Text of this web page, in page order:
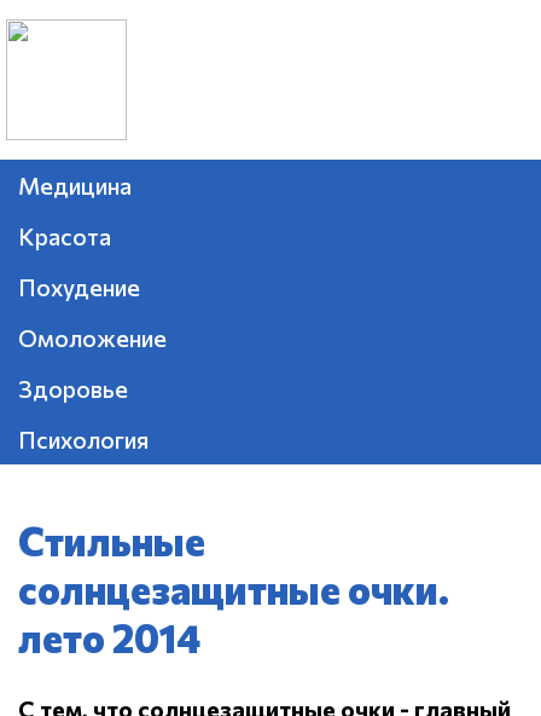
Медицина
Красота
Похудение
Омоложение
Здоровье
Психология
Стильные
солнцезащитные очки.
лето 2014
С тем, что солнцезащитные очки - главный